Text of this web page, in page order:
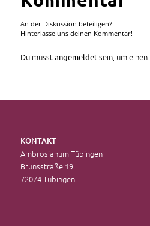
An der Diskussion beteiligen?
Hinterlasse uns deinen Kommentar!
Du musstangemeldetsein, um einen
KONTAKT
Ambrosianum Tübingen
Brunsstraße 19
72074 Tübingen